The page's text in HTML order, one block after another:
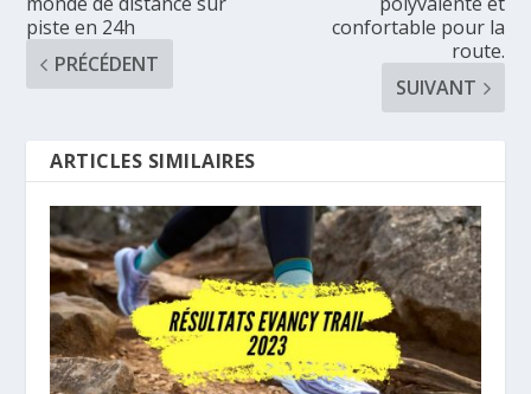
piste en 24h
PRÉCÉDENT
confortable pour la
route.
SUIVANT
ARTICLES SIMILAIRES